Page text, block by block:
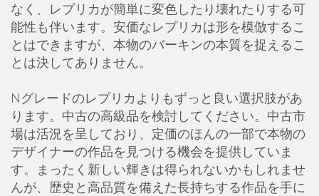
なく、レプリカが簡単に変色したり壊れたりする可
能性も伴います。安価なレプリカは形を模倣するこ
とはできますが、本物のバーキンの本質を捉えるこ
とは決してありません。
Nグレードのレプリカよりもずっと良い選択肢があ
ります。中古の高級品を検討してください。中古市
場は活況を呈しており、定価のほんの一部で本物の
デザイナーの作品を見つける機会を提供していま
す。まったく新しい輝きは得られないかもしれませ
んが、歴史と高品質を備えた長持ちする作品を手に